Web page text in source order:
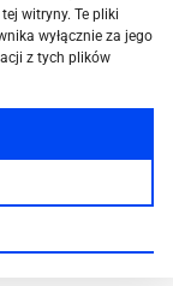
witryny. Te pliki
wyłącznie za jego
z tych plików